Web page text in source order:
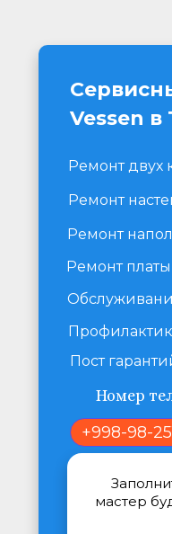
Номер
Vessen
мастер
Ремонт двух
Ремонт
Ремонт
Ремонт
Пост
+998-98-